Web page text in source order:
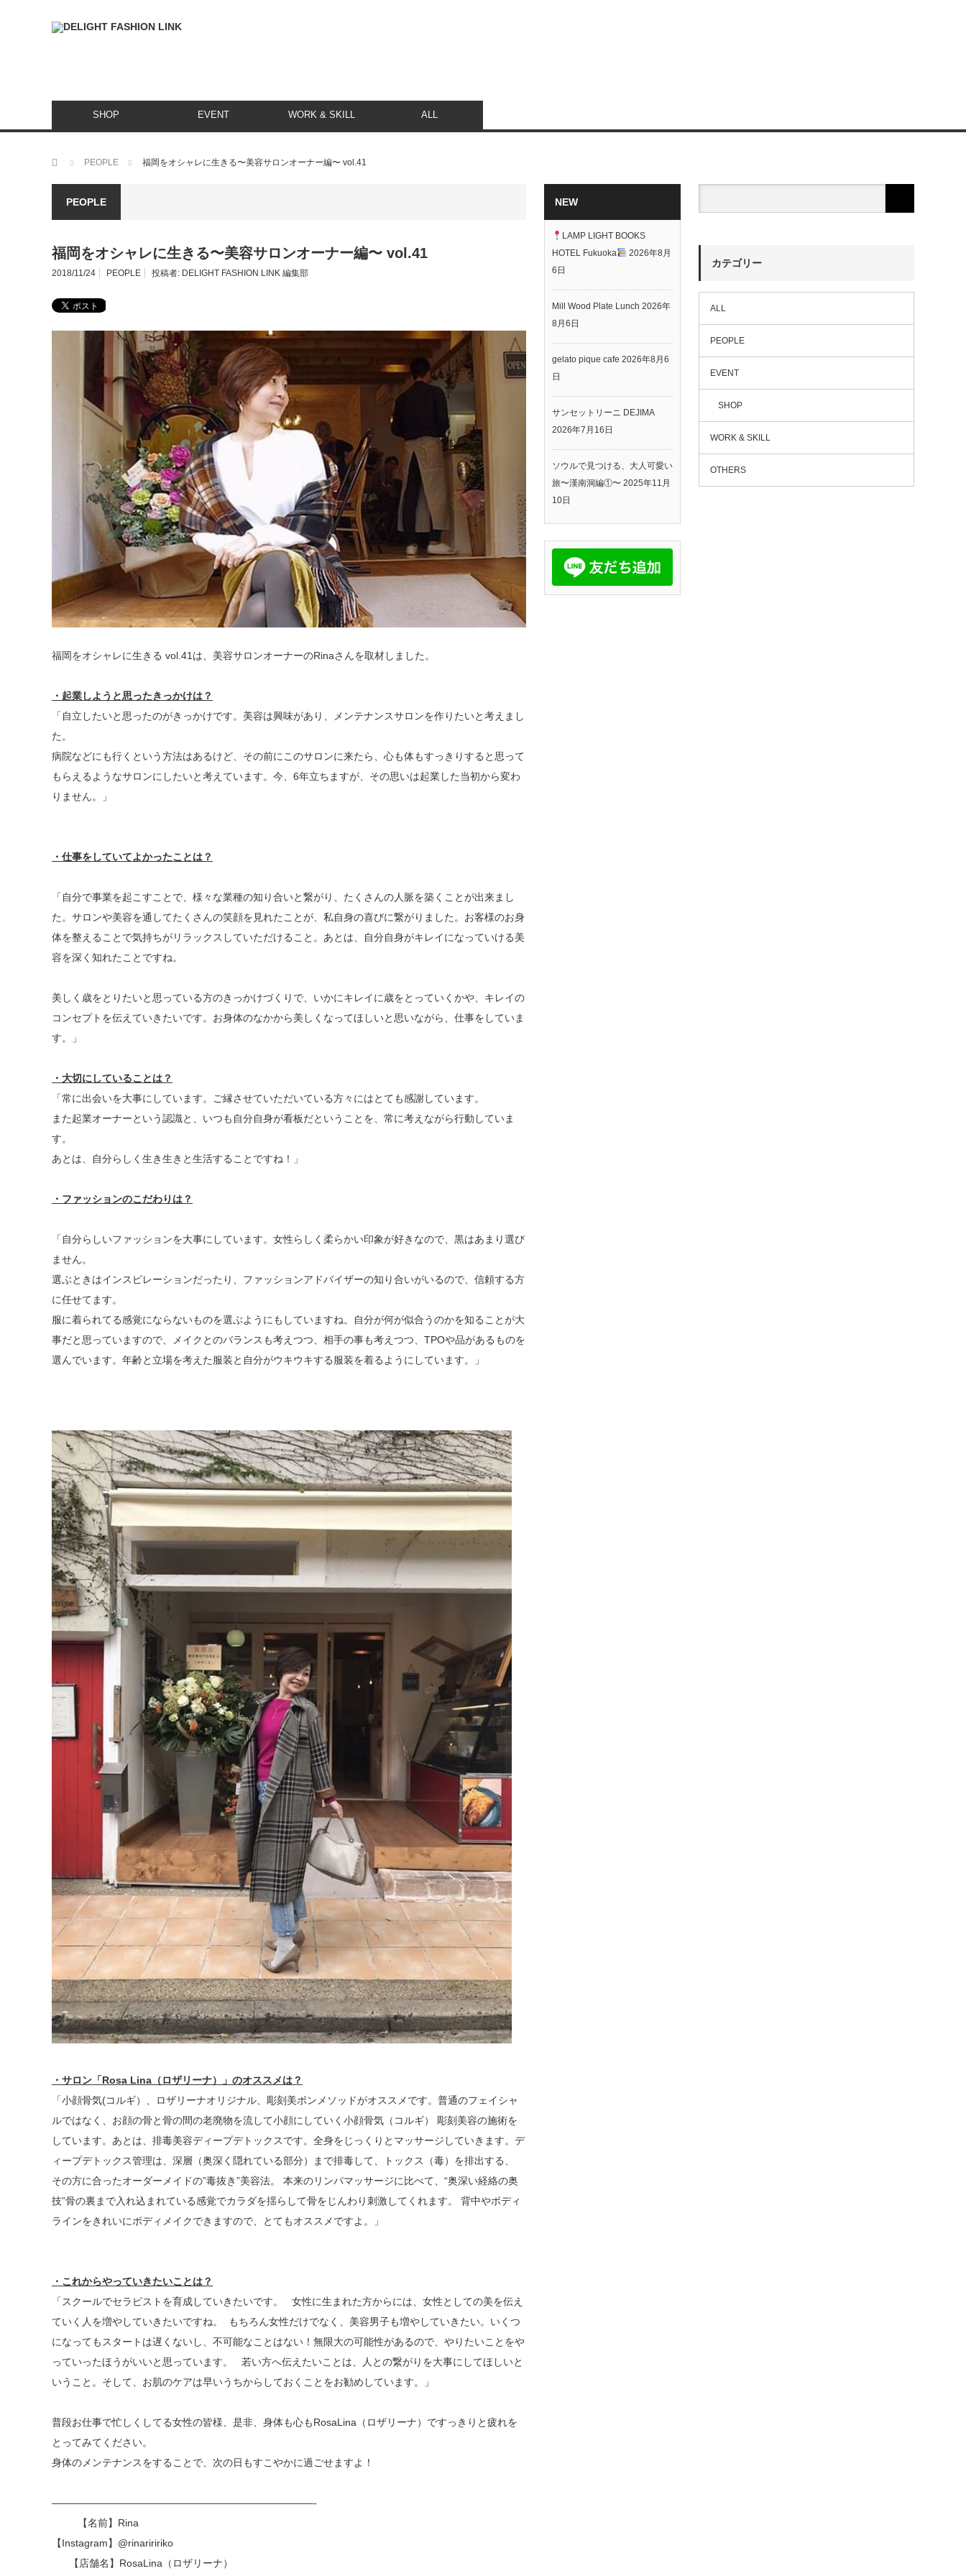
SHOP EVENT WORK & SKILL ALL
ホーム PEOPLE 福岡をオシャレに生きる〜美容サロンオーナー編〜 vol.41
PEOPLE
福岡をオシャレに生きる〜美容サロンオーナー編〜 vol.41
2018/11/24 PEOPLE 投稿者: DELIGHT FASHION LINK 編集部
福岡をオシャレに生きる vol.41は、美容サロンオーナーのRinaさんを取材しました。
・起業しようと思ったきっかけは？
「自立したいと思ったのがきっかけです。美容は興味があり、メンテナンスサロンを作りたいと考えまし
た。
病院などにも行くという方法はあるけど、その前にこのサロンに来たら、心も体もすっきりすると思って
もらえるようなサロンにしたいと考えています。今、6年立ちますが、その思いは起業した当初から変わ
りません。」
・仕事をしていてよかったことは？
「自分で事業を起こすことで、様々な業種の知り合いと繋がり、たくさんの人脈を築くことが出来まし
た。サロンや美容を通してたくさんの笑顔を見れたことが、私自身の喜びに繋がりました。お客様のお身
体を整えることで気持ちがリラックスしていただけること。あとは、自分自身がキレイになっていける美
容を深く知れたことですね。
美しく歳をとりたいと思っている方のきっかけづくりで、いかにキレイに歳をとっていくかや、キレイの
コンセプトを伝えていきたいです。お身体のなかから美しくなってほしいと思いながら、仕事をしていま
す。」
・大切にしていることは？
「常に出会いを大事にしています。ご縁させていただいている方々にはとても感謝しています。
また起業オーナーという認識と、いつも自分自身が看板だということを、常に考えながら行動していま
す。
あとは、自分らしく生き生きと生活することですね！」
・ファッションのこだわりは？
「自分らしいファッションを大事にしています。女性らしく柔らかい印象が好きなので、黒はあまり選び
ません。
選ぶときはインスピレーションだったり、ファッションアドバイザーの知り合いがいるので、信頼する方
に任せてます。
服に着られてる感覚にならないものを選ぶようにもしていますね。自分が何が似合うのかを知ることが大
事だと思っていますので、メイクとのバランスも考えつつ、相手の事も考えつつ、TPOや品があるものを
選んでいます。年齢と立場を考えた服装と自分がウキウキする服装を着るようにしています。」
・サロン「Rosa Lina（ロザリーナ）」のオススメは？
「小顔骨気(コルギ）、ロザリーナオリジナル、彫刻美ボンメソッドがオススメです。普通のフェイシャ
ルではなく、お顔の骨と骨の間の老廃物を流して小顔にしていく小顔骨気（コルギ） 彫刻美容の施術を
しています。あとは、排毒美容ディープデトックスです。全身をじっくりとマッサージしていきます。デ
ィープデトックス管理は、深層（奥深く隠れている部分）まで排毒して、トックス（毒）を排出する、
その方に合ったオーダーメイドの”毒抜き”美容法。 本来のリンパマッサージに比べて、“奥深い経絡の奥
技”骨の裏まで入れ込まれている感覚でカラダを揺らして骨をじんわり刺激してくれます。 背中やボディ
ラインをきれいにボディメイクできますので、とてもオススメですよ。」
・これからやっていきたいことは？
「スクールでセラピストを育成していきたいです。 女性に生まれた方からには、女性としての美を伝え
ていく人を増やしていきたいですね。 もちろん女性だけでなく、美容男子も増やしていきたい。いくつ
になってもスタートは遅くないし、不可能なことはない！無限大の可能性があるので、やりたいことをや
っていったほうがいいと思っています。 若い方へ伝えたいことは、人との繋がりを大事にしてほしいと
いうこと。そして、お肌のケアは早いうちからしておくことをお勧めしています。」
普段お仕事で忙しくしてる女性の皆様、是非、身体も心もRosaLina（ロザリーナ）ですっきりと疲れを
とってみてください。
身体のメンテナンスをすることで、次の日もすこやかに過ごせますよ！
——————————————————————————-
【名前】Rina
【Instagram】 @rinariririko
【店舗名】RosaLina（ロザリーナ）
NEW
LAMP LIGHT BOOKS
HOTEL Fukuoka
2026年8月
6日
Mill Wood Plate Lunch 2026年
8月6日
gelato pique cafe 2026年8月6
日
サンセットリーニ DEJIMA
2026年7月16日
ソウルで見つける、大人可愛い
旅〜漢南洞編①〜 2025年11月
10日
カテゴリー
ALL
PEOPLE
EVENT
SHOP
WORK & SKILL
OTHERS